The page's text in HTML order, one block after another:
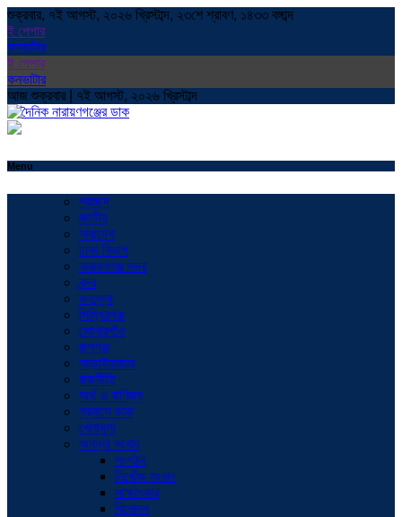
শুক্রবার, ৭ই আগস্ট, ২০২৬ খ্রিস্টাব্দ, ২৩শে শ্রাবণ, ১৪৩৩ বঙ্গাব্দ
ই পেপার
কনভাটার
ই পেপার
কনভাটার
আজ শুক্রবার | ৭ই আগস্ট, ২০২৬ খ্রিস্টাব্দ
Menu
প্রচ্ছদ
জাতীয়
সারাদেশ
ঢাকা বিভাগ
নারায়ণগঞ্জ সদর
বন্দর
ফতুল্লা
সিদ্ধিরগঞ্জ
সোনারগাঁও
রূপগঞ্জ
আড়াইহাজার
রাজনীতি
অর্থ ও বাণিজ্য
প্রবাসে ডাক
খেলাধুলা
অনন্যা সংবাদ
সংগঠন
নিখোঁজ সংবাদ
সাক্ষাৎকার
বিনোদন